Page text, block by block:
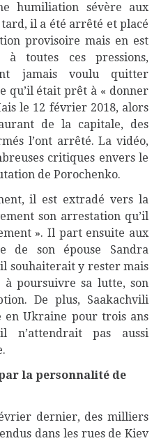
humiliation sévère aux
il a été arrêté et placé
provisoire mais en est
toutes ces pressions,
jamais voulu quitter
qu’il était prêt à « donner
le 12 février 2018, alors
de la capitale, des
l’ont arrêté. La vidéo,
critiques envers le
de Porochenko.
il est extradé vers la
son arrestation qu’il
». Il part ensuite aux
de son épouse Sandra
il souhaiterait y rester mais
poursuivre sa lutte, son
De plus, Saakachvili
en Ukraine pour trois ans
n’attendrait pas aussi
la personnalité de
dernier, des milliers
dans les rues de Kiev